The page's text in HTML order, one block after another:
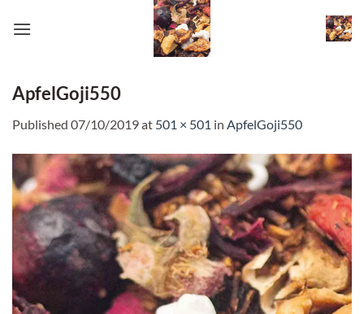
ApfelGoji550
Published 07/10/2019at 501 × 501 in ApfelGoji550